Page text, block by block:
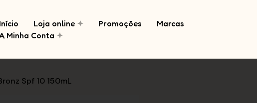
Início Loja online Promoções
Marcas
Minha Conta
Spf 10 150mL